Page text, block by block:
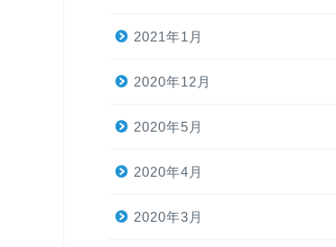
2021年1月
2020年12月
2020年5月
2020年4月
2020年3月